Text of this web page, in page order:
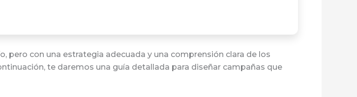
pero con una estrategia adecuada y una comprensión clara de los
te daremos una guía detallada para diseñar campañas que